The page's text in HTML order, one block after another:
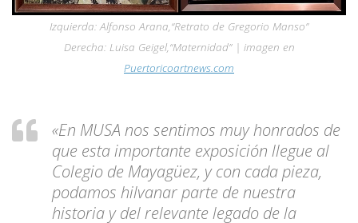
Izquierda: Alfonso Arana,“Retrato de Gregorio Manso”
Derecha: Luisa Geigel,“Maternidad” | imagen en
Puertoricoartnews.com
«En MUSA nos sentimos muy honrados de
que esta importante exposición llegue al
Colegio de Mayagüez, y con cada pieza,
podamos hilvanar parte de nuestra
historia y del relevante legado de la